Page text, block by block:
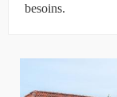
besoins.